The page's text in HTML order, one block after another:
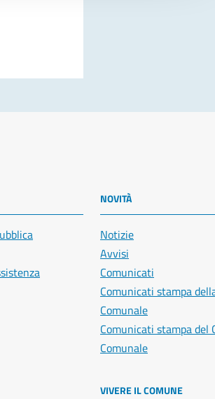
NOVITÀ
Notizie
Avvisi
Comunicati
Comunicati stampa
Comunale
Comunicati stampa del
Comunale
VIVERE IL COMUNE